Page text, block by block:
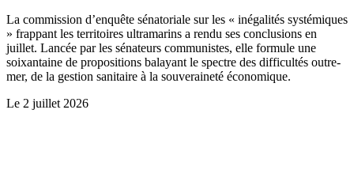
La commission d’enquête sénatoriale sur les « inégalités systémiques
» frappant les territoires ultramarins a rendu ses conclusions en
juillet. Lancée par les sénateurs communistes, elle formule une
soixantaine de propositions balayant le spectre des difficultés outre-
mer, de la gestion sanitaire à la souveraineté économique.
Le 2 juillet 2026